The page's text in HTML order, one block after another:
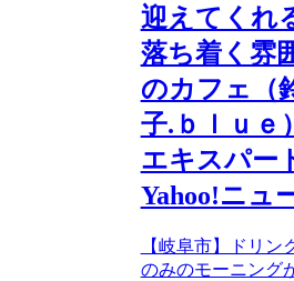
迎えてくれ
落ち着く雰
のカフェ（
子.ｂｌｕｅ
エキスパー
Yahoo!ニュ
【岐阜市】ドリン
のみのモーニング